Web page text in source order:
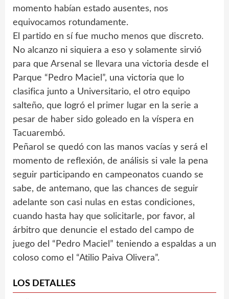
momento habían estado ausentes, nos
equivocamos rotundamente.
El partido en sí fue mucho menos que discreto.
No alcanzo ni siquiera a eso y solamente sirvió
para que Arsenal se llevara una victoria desde el
Parque “Pedro Maciel”, una victoria que lo
clasifica junto a Universitario, el otro equipo
salteño, que logró el primer lugar en la serie a
pesar de haber sido goleado en la víspera en
Tacuarembó.
Peñarol se quedó con las manos vacías y será el
momento de reflexión, de análisis si vale la pena
seguir participando en campeonatos cuando se
sabe, de antemano, que las chances de seguir
adelante son casi nulas en estas condiciones,
cuando hasta hay que solicitarle, por favor, al
árbitro que denuncie el estado del campo de
juego del “Pedro Maciel” teniendo a espaldas a un
coloso como el “Atilio Paiva Olivera”.
LOS DETALLES